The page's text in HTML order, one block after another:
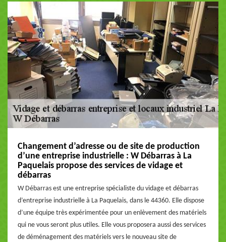
Changement d’adresse ou de site de production
d’une entreprise industrielle : W Débarras à La
Paquelais propose des services de vidage et
débarras
W Débarras est une entreprise spécialiste du vidage et débarras
d’entreprise industrielle à La Paquelais, dans le 44360. Elle dispose
d’une équipe très expérimentée pour un enlèvement des matériels
qui ne vous seront plus utiles. Elle vous proposera aussi des services
de déménagement des matériels vers le nouveau site de